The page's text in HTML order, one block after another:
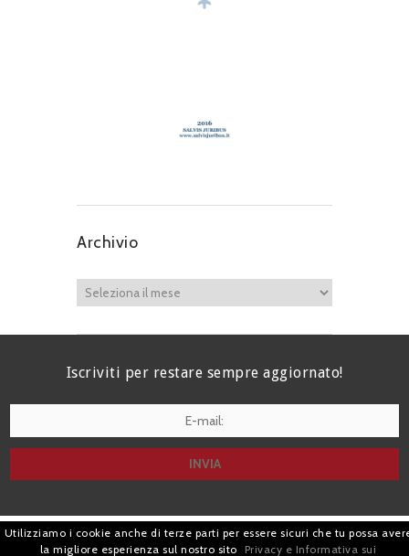
Archivio
Iscriviti per restare sempre aggiornato!
| Avv. Giacomo Romano |
Utilizziamo i cookie anche di terze parti per essere sicuri che tu possa
la migliore esperienza sul nostro sito
Privacy e Informativa sui